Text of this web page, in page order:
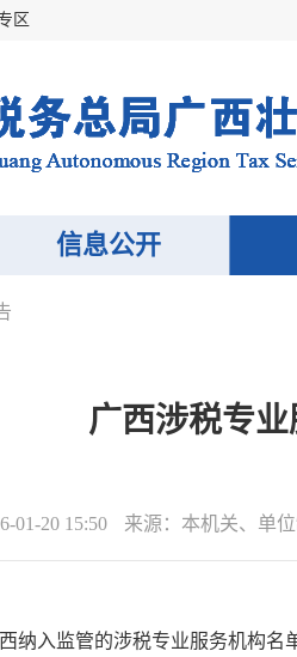
区
信息公开
广西涉税专业
01-20 15:50 来源： 本机关、单
纳入监管的涉税专业服务机构名